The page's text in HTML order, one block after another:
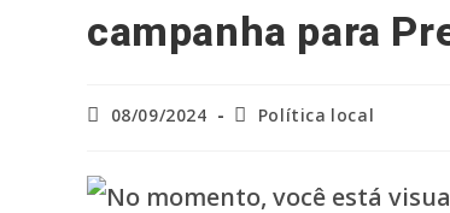
campanha para
Post08/09/2024
Categoria
Política local